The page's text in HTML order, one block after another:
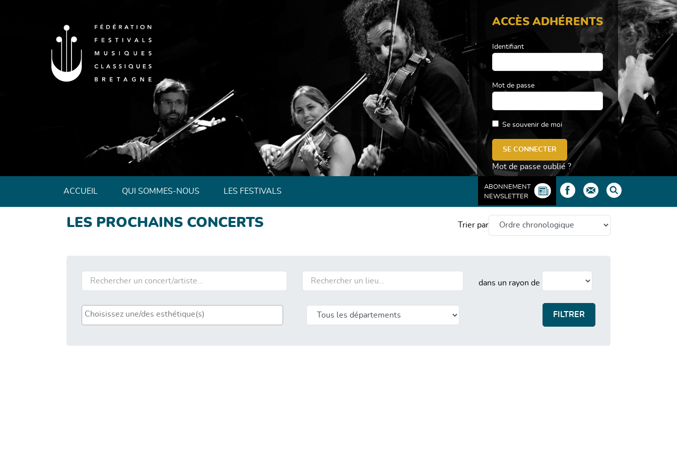
Fédération des Festivals de Musique Classique de Bretagne
ACCUEIL QUI SOMMES-NOUS LES FESTIVALS
ABONNEMENT
NEWSLETTER
ACCÈS ADHÉRENTS
Identifiant
Mot de passe
Se souvenir de moi
Mot de passe oublié ?
LES PROCHAINS CONCERTS Trier par
Rechercher un concert/artiste… Rechercher un lieu…
dans un rayon de
Genre
Où
FILTRER